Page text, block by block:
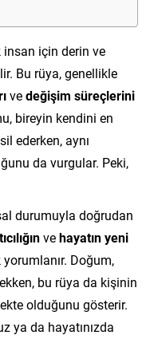
için derin ve
Bu rüya, genellikle
vedeğişim süreçlerini
bireyin kendini en
ederken, aynı
da vurgular. Peki,
durumuyla doğrudan
vehayatın yeni
Doğum,
bu rüya da kişinin
olduğunu gösterir.
ya da hayatınızda